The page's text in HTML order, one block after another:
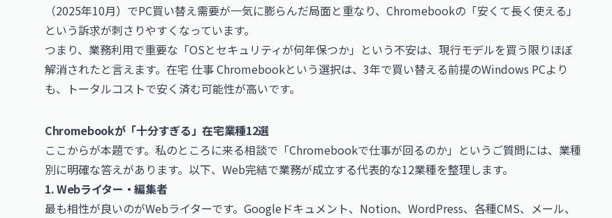
（2025年10月）でPC買い替え需要が一気に膨らんだ局面と重なり、Chromebookの「安くて長く使える」
という訴求が刺さりやすくなっています。
つまり、業務利用で重要な「OSとセキュリティが何年保つか」という不安は、現行モデルを買う限りほぼ
解消されたと言えます。在宅 仕事 Chromebookという選択は、3年で買い替える前提のWindows PCより
も、トータルコストで安く済む可能性が高いです。
Chromebookが「十分すぎる」在宅業種12選
ここからが本題です。私のところに来る相談で「Chromebookで仕事が回るのか」というご質問には、業種
別に明確な答えがあります。以下、Web完結で業務が成立する代表的な12業種を整理します。
1. Webライター・編集者
最も相性が良いのがWebライターです。Googleドキュメント、Notion、WordPress、各種CMS、メール、